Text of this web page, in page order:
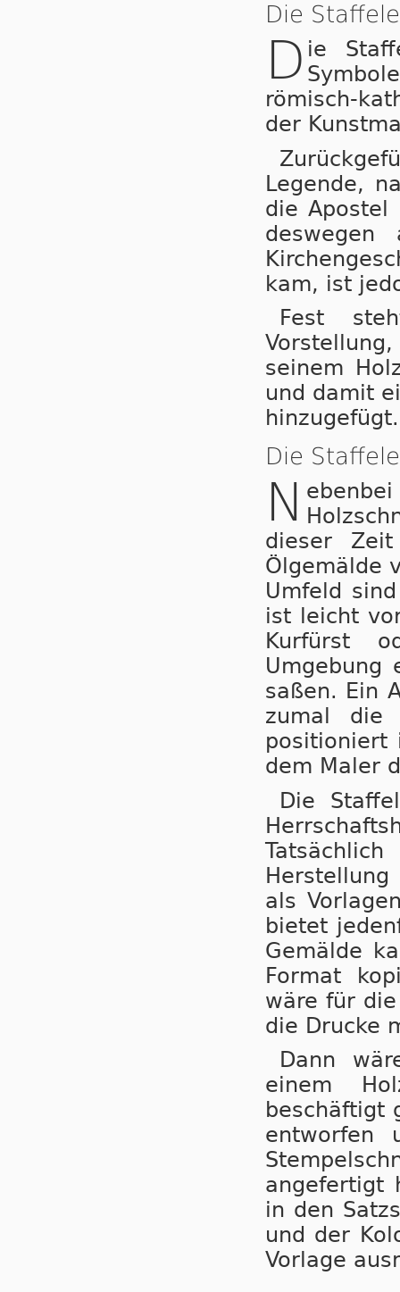
Die
D ie
römisch-
der
Legende,
die Apostel
kam, ist
Fest
seinem
und damit
hinzugefügt.
Die
N
dieser
Ölgemälde
Umfeld
ist leicht
Kurfürst
Umgebung
saßen. Ein
zumal die
positioniert
dem Maler
Die
als
bietet
Gemälde
Format
wäre für
die Drucke
Dann
einem
beschäftigt
entworfen
angefertigt
in den
und der
Vorlage